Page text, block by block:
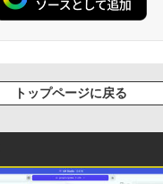
トップページに戻る